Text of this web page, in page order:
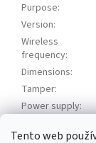
Tento web
Purpose:
Version:
Wireless
frequency:
Dimensions:
Tamper:
Power supply: